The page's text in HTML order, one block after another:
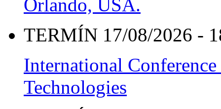
Orlando, USA.
TERMÍN 17/08/2026 -
International
Technologies